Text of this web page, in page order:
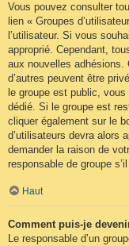
Vous pouvez consulter
lien « Groupes
l’utilisateur. Si vous
approprié. Cependant,
aux nouvelles adhésions.
d’autres peuvent être
le groupe est public,
dédié. Si le groupe est
cliquer également sur le
d’utilisateurs devra alors
demander la raison de
responsable de groupe
Haut
Comment puis-je
Le responsable d’un